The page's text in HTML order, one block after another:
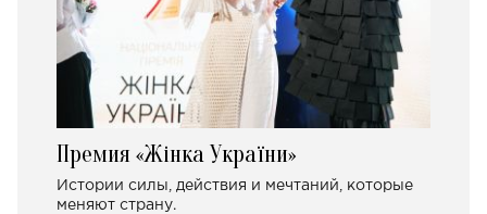
Премия «Жінка України»
Истории силы, действия и мечтаний, которые
меняют страну.